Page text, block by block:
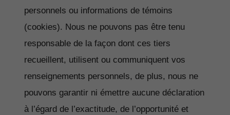
personnels ou informations de témoins
(cookies). Nous ne pouvons pas être tenu
responsable de la façon dont ces tiers
recueillent, utilisent ou communiquent vos
renseignements personnels, de plus, nous ne
pouvons garantir ni émettre aucune déclaration
à l’égard de l’exactitude, de l’opportunité et